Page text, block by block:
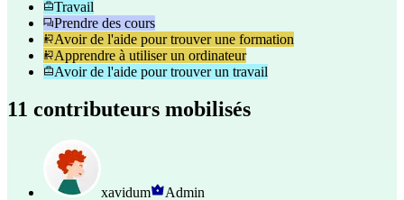
Travail
Prendre des cours
Avoir de l'aide pour trouver une formation
Apprendre à utiliser un ordinateur
Avoir de l'aide pour trouver un travail
11 contributeurs mobilisés
xavidum Admin